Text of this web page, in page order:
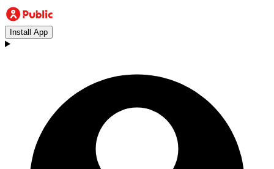
Install App